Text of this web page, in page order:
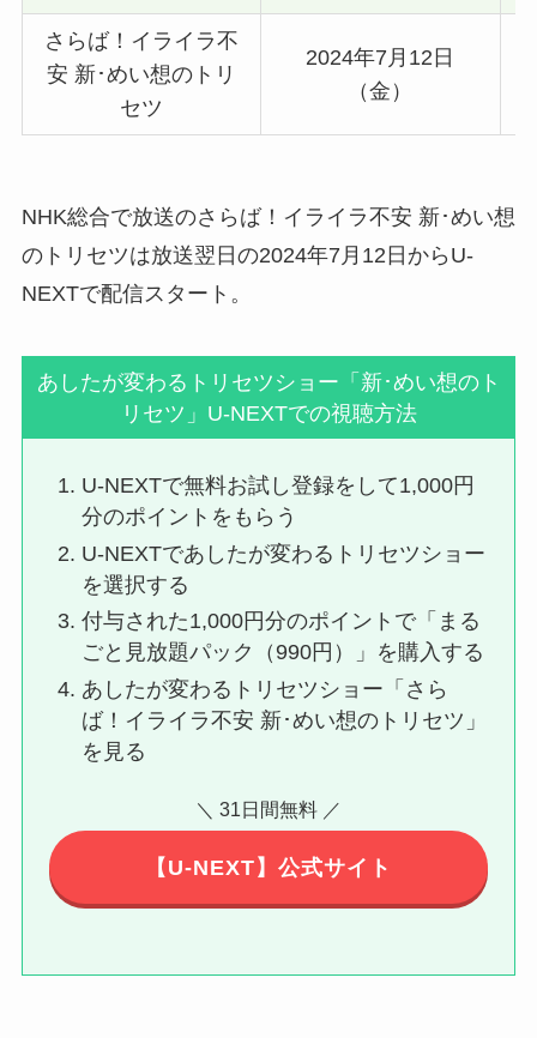
さらば！イライラ不
安 新･めい想のトリ
セツ
2024年7月12日
（金）
NHK総合で放送のさらば！イライラ不安 新･めい想
のトリセツは放送翌日の2024年7月12日からU-
NEXTで配信スタート。
あしたが変わるトリセツショー「新･めい想のト
リセツ」U-NEXTでの視聴方法
U-NEXTで無料お試し登録をして1,000円
分のポイントをもらう
U-NEXTであしたが変わるトリセツショー
を選択する
付与された1,000円分のポイントで「まる
ごと見放題パック（990円）」を購入する
あしたが変わるトリセツショー「さら
ば！イライラ不安 新･めい想のトリセツ」
を見る
＼ 31日間無料 ／
【U-NEXT】公式サイト